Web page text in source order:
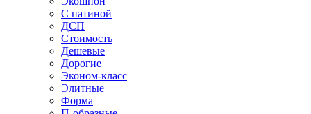
С патиной
ДСП
Стоимость
Дешевые
Дорогие
Эконом-класс
Элитные
Форма